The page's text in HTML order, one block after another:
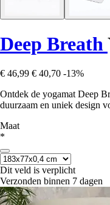
Deep Breath
€ 46,99 € 40,70 -13%
Ontdek de yogamat Deep
duurzaam en uniek design
Maat
*
Dit veld is verplicht
Verzonden binnen 7 dagen